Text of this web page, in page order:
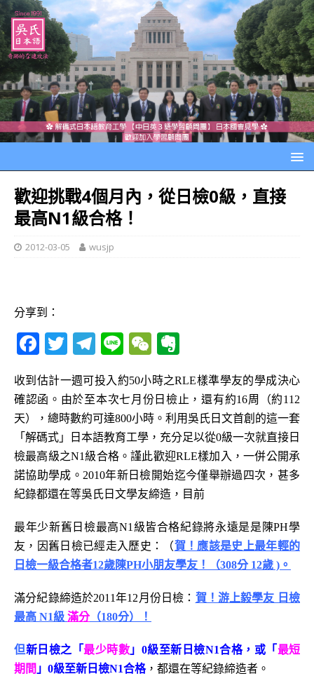
歡迎挑戰4個月內，從日檢0級，直接
最高N1級合格！
2012-03-05 wusjp
分享到：
F
c
e
b
o
o
k
T
it
te
r
T
e
g
ra
m
Li
e
W
C
h
at
e
r
n
o
te
收到估計一週可投入約50小時之RLE樣準學友的學成決心
確認函。由於至本次七月份日檢止，還有約16周（約112
天），總時數約可達800小時。利用吳氏日文首創的這一套
「解碼式」日本語教育工學，充分足以從0級一次就直接日
檢最高級之N1級合格。謹此歡迎RLE樣加入，一併公開承
諾協助學成。2010年新日檢開始迄今僅舉辦過四次，甚多
紀錄都還在等吳氏日文學友締造，目前
最年少新舊日檢最高N1級皆合格紀錄將永遠是是陳PH學
友，因舊日檢已經走入歷史：（賀！應該是史上最年輕的
日檢一級合格者12歲陳PH小朋友學友！（308分 12歲 )。
滿分紀錄締造於2011年12月份日檢： 賀！游上毅學友 日檢
最高 N1級 滿分（180分）！
但新日檢之「 最少時數 」0級至新日檢N1合格，或「 最短
期間 」0級至新日檢N1合格，都還在等紀錄締造者。